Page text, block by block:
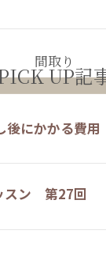
間取り
UP記
にかかる費用
スン 第27回